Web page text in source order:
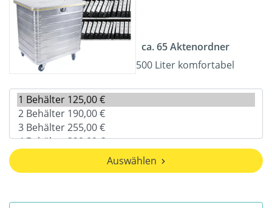
ca. 65 Aktenordner
500 Liter komfortabel
Auswählen